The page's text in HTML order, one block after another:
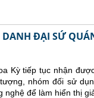
ĐẠI SỨ
Kỳ tiếp tục nhận
nhóm đối sử
để làm hiển thị